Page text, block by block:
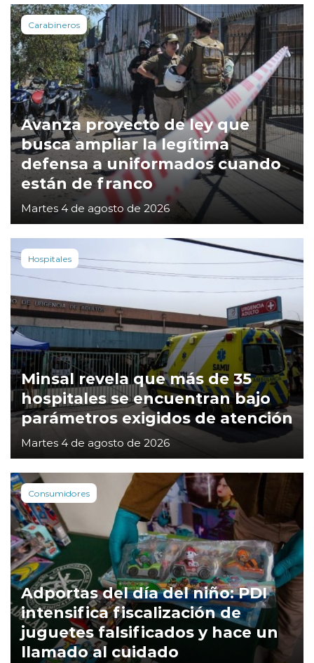
Carabineros
Avanza proyecto de ley que
busca ampliar la legítima
defensa a uniformados cuando
están de franco
Martes 4 de agosto de 2026
Hospitales
Minsal revela que más de 35
hospitales se encuentran bajo
parámetros exigidos de atención
Martes 4 de agosto de 2026
Consumidores
Adportas del día del niño: PDI
intensifica fiscalización de
juguetes falsificados y hace un
llamado al cuidado